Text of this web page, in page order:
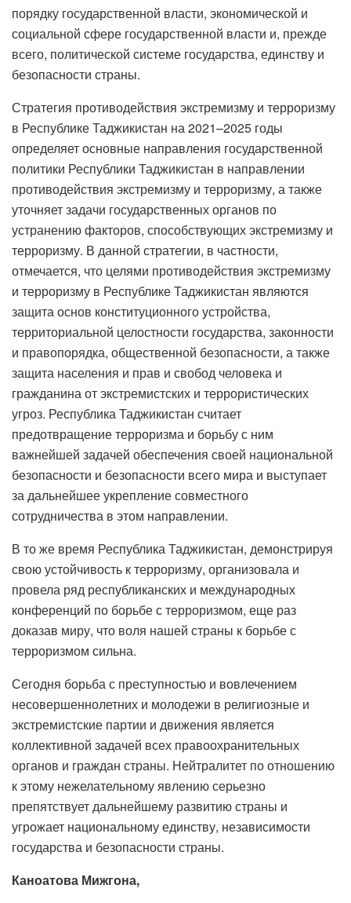
порядку государственной власти, экономической и
социальной сфере государственной власти и, прежде
всего, политической системе государства, единству и
безопасности страны.
Стратегия противодействия экстремизму и терроризму
в Республике Таджикистан на 2021–2025 годы
определяет основные направления государственной
политики Республики Таджикистан в направлении
противодействия экстремизму и терроризму, а также
уточняет задачи государственных органов по
устранению факторов, способствующих экстремизму и
терроризму. В данной стратегии, в частности,
отмечается, что целями противодействия экстремизму
и терроризму в Республике Таджикистан являются
защита основ конституционного устройства,
территориальной целостности государства, законности
и правопорядка, общественной безопасности, а также
защита населения и прав и свобод человека и
гражданина от экстремистских и террористических
угроз. Республика Таджикистан считает
предотвращение терроризма и борьбу с ним
важнейшей задачей обеспечения своей национальной
безопасности и безопасности всего мира и выступает
за дальнейшее укрепление совместного
сотрудничества в этом направлении.
В то же время Республика Таджикистан, демонстрируя
свою устойчивость к терроризму, организовала и
провела ряд республиканских и международных
конференций по борьбе с терроризмом, еще раз
доказав миру, что воля нашей страны к борьбе с
терроризмом сильна.
Сегодня борьба с преступностью и вовлечением
несовершеннолетних и молодежи в религиозные и
экстремистские партии и движения является
коллективной задачей всех правоохранительных
органов и граждан страны. Нейтралитет по отношению
к этому нежелательному явлению серьезно
препятствует дальнейшему развитию страны и
угрожает национальному единству, независимости
государства и безопасности страны.
Каноатова Мижгона,